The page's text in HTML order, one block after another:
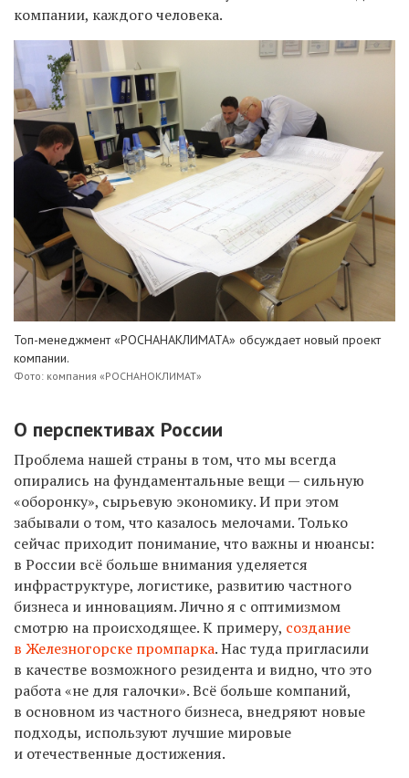
компании, каждого человека.
Топ-менеджмент «РОСНАНАКЛИМАТА» обсуждает новый проект
компании.
Фото: компания «РОСНАНОКЛИМАТ»
О перспективах России
Проблема нашей страны в том, что мы всегда
опирались на фундаментальные вещи — сильную
«оборонку», сырьевую экономику. И при этом
забывали о том, что казалось мелочами. Только
сейчас приходит понимание, что важны и нюансы:
в России всё больше внимания уделяется
инфраструктуре, логистике, развитию частного
бизнеса и инновациям. Лично я с оптимизмом
смотрю на происходящее. К примеру, создание
в Железногорске промпарка. Нас туда пригласили
в качестве возможного резидента и видно, что это
работа «не для галочки». Всё больше компаний,
в основном из частного бизнеса, внедряют новые
подходы, используют лучшие мировые
и отечественные достижения.